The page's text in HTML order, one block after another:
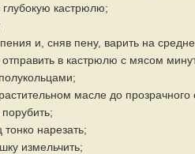
кастрюлю;
и, сняв пену, варить на
в кастрюлю с мясом
масле до прозрачного
нарезать;
измельчить;